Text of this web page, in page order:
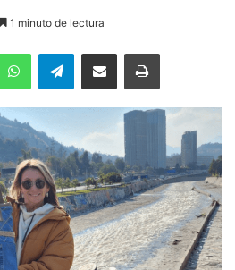
1 minuto de lectura
WhatsAppTelegramEnviar vía email Imprimir